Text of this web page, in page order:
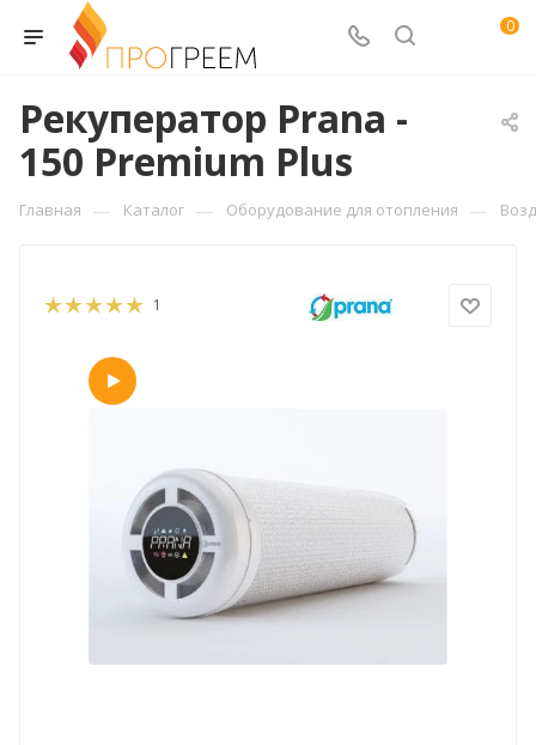
0
Рекуператор Prana -
150 Premium Plus
Главная — Каталог — Оборудование для отопления —
1